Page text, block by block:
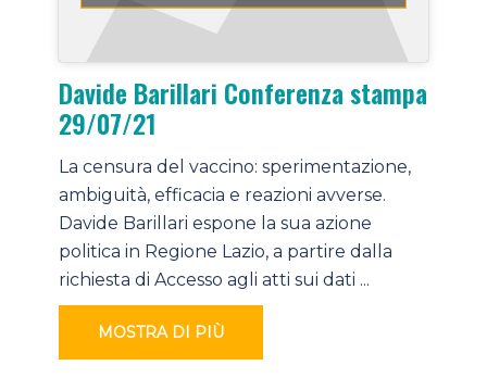
Davide Barillari Conferenza stampa
29/07/21
La censura del vaccino: sperimentazione,
ambiguità, efficacia e reazioni avverse.
Davide Barillari espone la sua azione
politica in Regione Lazio, a partire dalla
richiesta di Accesso agli atti sui dati ...
MOSTRA DI PIÙ